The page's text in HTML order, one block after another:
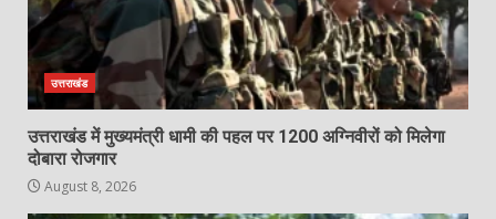
उत्तराखंड
उत्तराखंड में मुख्यमंत्री धामी की पहल पर 1200 अग्निवीरों को मिलेगा
दोबारा रोजगार
August 8, 2026